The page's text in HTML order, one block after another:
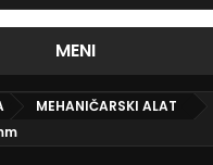
MENI
MEHANIČARSKI ALAT